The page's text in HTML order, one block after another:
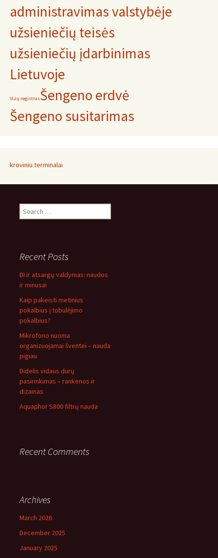
administravimas valstybėje
užsieniečių teisės
užsieniečių įdarbinimas
Lietuvoje
Vizų registrasŠengeno erdvė
Šengeno susitarimas
kroviniu terminalai
Search
for:
Recent Posts
DI ir atsargų valdymas: naudos
ir minusai
Kaip pakeisti metinius
pokalbius į tobulėjimo
pokalbius?
Mikrofono nuoma
organizuojamai šventei – nauda
pigiau
Didelis vidaus durų
pasirinkimas – rankenos ir
dizainas
Aquaphor S800 filtrų nauda
Recent Comments
Archives
March 2026
December 2025
January 2025